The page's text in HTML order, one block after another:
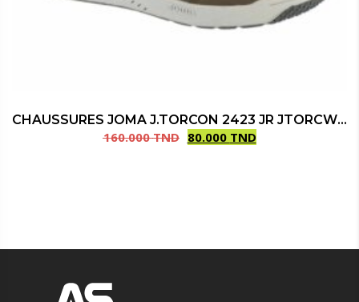
CHAUSSURES JOMA J.TORCON 2423 JR JTORCW2423V VERT
160.000TND 80.000 TND